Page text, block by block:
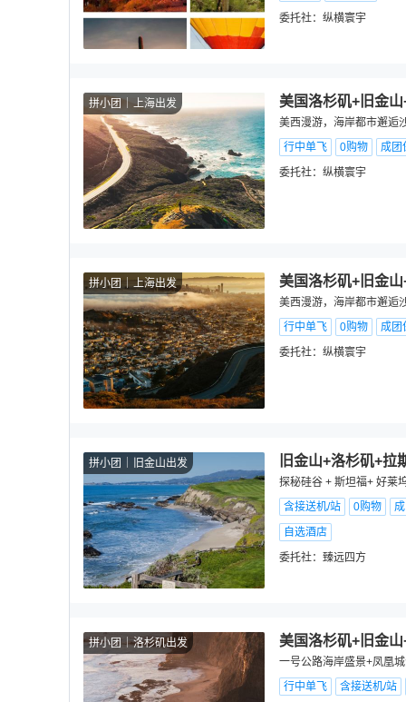
委托社： 纵横寰宇
拼小团 上海出发 美国洛杉矶+旧金
美西漫游，海岸都市邂逅
行中单飞
0购物
成团
委托社： 纵横寰宇
拼小团 上海出发 美国洛杉矶+旧金
美西漫游，海岸都市邂逅
行中单飞
0购物
成团
委托社： 纵横寰宇
拼小团 旧金山出发 旧金山+洛杉矶+
探秘硅谷 + 斯坦福+ 好莱
含接送机/站
0购物
自选酒店
委托社： 臻远四方
拼小团 洛杉矶出发 美国洛杉矶+旧金
一号公路海岸盛景+凤凰
行中单飞
含接送机/站